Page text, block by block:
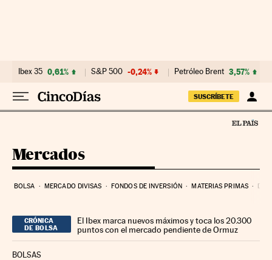
Ibex 35 0,61% S&P 500 -0,24% Petróleo Brent 3,57%
SUSCRÍBETE
Mercados
BOLSA MERCADO DIVISAS FONDOS DE INVERSIÓN MATERIAS PRIMAS
CRÓNICA
DE BOLSA
El Ibex marca nuevos máximos y toca los 20.300
puntos con el mercado pendiente de Ormuz
BOLSAS